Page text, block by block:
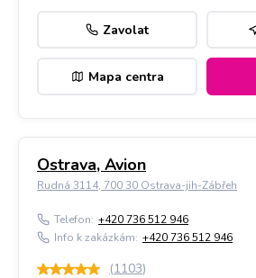
Zavolat
Mapa centra
Ostrava, Avion
Rudná 3114, 700 30 Ostrava-jih-Zábřeh
Telefon: +420 736 512 946
Info k zakázkám: +420 736 512 946
(1103)